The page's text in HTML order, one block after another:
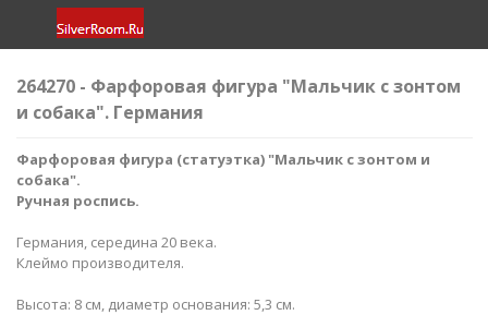
264270 - Фарфоровая фигура "Мальчик с зонтом
и собака". Германия
Фарфоровая фигура (статуэтка) "Мальчик с зонтом и
собака".
Ручная роспись.
Германия, середина 20 века.
Клеймо производителя.
Высота: 8 см, диаметр основания: 5,3 см.